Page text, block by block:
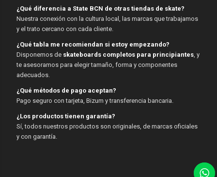
¿Qué diferencia a State BCN de otras tiendas de skate?
Nuestra conexión con la cultura local, las marcas que trabajamos
y el trato cercano con cada cliente.
¿Qué tabla me recomiendan si estoy empezando?
Disponemos de skateboards completos para principiantes, y
te asesoramos para elegir tamaño, forma y componentes
adecuados.
¿Qué métodos de pago aceptan?
Pago seguro con tarjeta, Bizum y transferencia bancaria.
¿Los productos tienen garantía?
Sí, todos nuestros productos son originales, de marcas oficiales
y con garantía.